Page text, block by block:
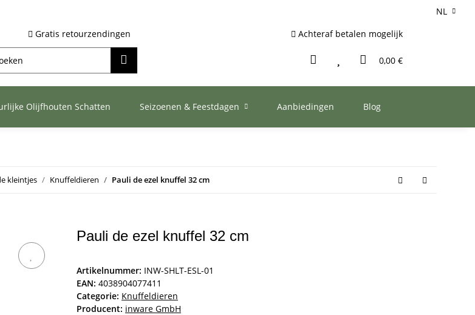
NL
Gratis retourzendingen Achteraf betalen mogelijk
0,00 €
Olijfhouten Schatten Seizoenen & Feestdagen Aanbiedingen Blog
kleintjes Knuffeldieren Pauli de ezel knuffel 32 cm
Pauli de ezel knuffel 32 cm
Artikelnummer: INW-SHLT-ESL-01
EAN: 4038904077411
Categorie: Knuffeldieren
Producent: inware GmbH